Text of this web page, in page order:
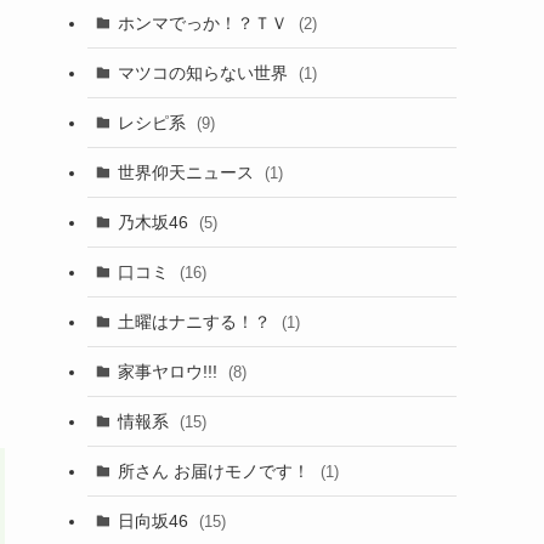
ホンマでっか！？ＴＶ (2)
マツコの知らない世界 (1)
レシピ系 (9)
世界仰天ニュース (1)
乃木坂46 (5)
口コミ (16)
土曜はナニする！？ (1)
家事ヤロウ!!! (8)
情報系 (15)
所さん お届けモノです！ (1)
日向坂46 (15)